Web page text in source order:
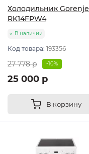
Холодильник Gorenje
RK14FPW4
В наличии
Код товара: 193356
27 778 р -10%
25 000 р
В корзину